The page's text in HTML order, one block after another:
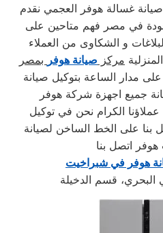
غسالة هوفر العجمي نقدم
في مصر فهم متاحين على
مركز صيانة هوفر بمصر
مدار الساعة بتوكيل صيانة
جميع اجهزة شركة هوفر
بنا على الخط الساخن لصيانة
اتصل بنا
هوفر في شبراخيت
البحري، قسم الدخيلة